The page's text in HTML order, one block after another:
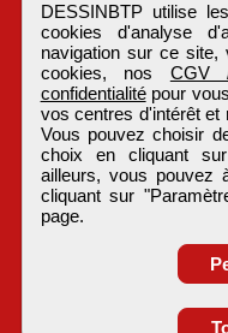
DESSINBTP utilise
cookies d'analyse
navigation sur ce site,
cookies, nos CGV
confidentialitépour
vos centres d'intérêt et
Vous pouvez choisir
choix en cliquant
ailleurs, vous pouvez
cliquant sur
page.